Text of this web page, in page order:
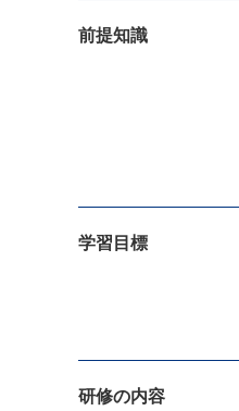
前提知識
学習目標
研修の内容